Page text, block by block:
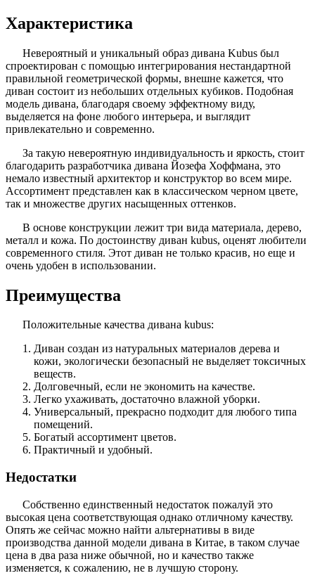
Характеристика
Невероятный и уникальный образ дивана Kubus был
спроектирован с помощью интегрирования нестандартной
правильной геометрической формы, внешне кажется, что
диван состоит из небольших отдельных кубиков. Подобная
модель дивана, благодаря своему эффектному виду,
выделяется на фоне любого интерьера, и выглядит
привлекательно и современно.
За такую невероятную индивидуальность и яркость, стоит
благодарить разработчика дивана Йозефа Хоффмана, это
немало известный архитектор и конструктор во всем мире.
Ассортимент представлен как в классическом черном цвете,
так и множестве других насыщенных оттенков.
В основе конструкции лежит три вида материала, дерево,
металл и кожа. По достоинству диван kubus, оценят любители
современного стиля. Этот диван не только красив, но еще и
очень удобен в использовании.
Преимущества
Положительные качества дивана kubus:
Диван создан из натуральных материалов дерева и
кожи, экологически безопасный не выделяет токсичных
веществ.
Долговечный, если не экономить на качестве.
Легко ухаживать, достаточно влажной уборки.
Универсальный, прекрасно подходит для любого типа
помещений.
Богатый ассортимент цветов.
Практичный и удобный.
Недостатки
Собственно единственный недостаток пожалуй это
высокая цена соответствующая однако отличному качеству.
Опять же сейчас можно найти альтернативы в виде
производства данной модели дивана в Китае, в таком случае
цена в два раза ниже обычной, но и качество также
изменяется, к сожалению, не в лучшую сторону.